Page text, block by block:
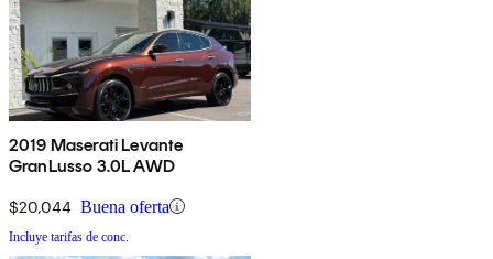
2019 Maserati Levante
GranLusso 3.0L AWD
$20,044 Buena oferta
Incluye tarifas de conc.